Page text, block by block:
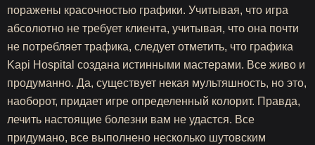
поражены красочностью графики. Учитывая, что игра
абсолютно не требует клиента, учитывая, что она почти
не потребляет трафика, следует отметить, что графика
Kapi Hospital создана истинными мастерами. Все живо и
продуманно. Да, существует некая мультяшность, но это,
наоборот, придает игре определенный колорит. Правда,
лечить настоящие болезни вам не удастся. Все
придумано, все выполнено несколько шутовским